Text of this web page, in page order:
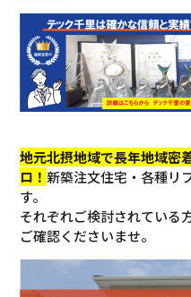
地元北摂地域で長年地域密
ロ！新築注文住宅・各種リ
す。
それぞれご検討されている
ご確認くださいませ。